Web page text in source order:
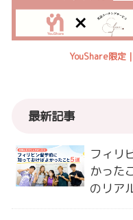
YouShare限定
最新記事
フィリ
かった
のリア